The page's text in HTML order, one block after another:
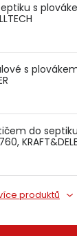
(B2B)
obchodu
s
s
do
KRAFT&DELE
produktů